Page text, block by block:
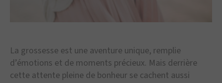
La grossesse est une aventure unique, remplie
d’émotions et de moments précieux. Mais derrière
cette attente pleine de bonheur se cachent aussi